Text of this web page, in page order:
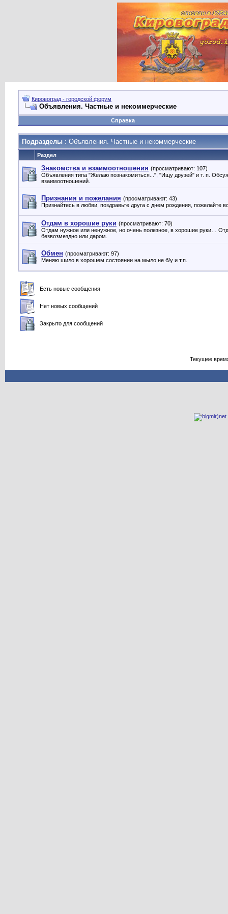
Кировоград - городской форум
Объявления. Частные и некоммерческие
Справка
Подразделы : Объявления. Частные и некоммерческие
Раздел
Знакомства и взаимоотношения (просматривают: 107)
Объявления типа "Желаю познакомиться...", "Ищу друзей" и т. п.
взаимоотношений.
Признания и пожелания (просматривают: 43)
Признайтесь в любви, поздравьте друга с днем рождения, пожелайте
Отдам в хорошие руки (просматривают: 70)
Отдам нужное или ненужное, но очень полезное, в хорошие руки…
безвозмездно или даром.
Обмен (просматривают: 97)
Меняю шило в хорошем состоянии на мыло не б/у и т.п.
Есть новые сообщения
Нет новых сообщений
Закрыто для сообщений
Текущее